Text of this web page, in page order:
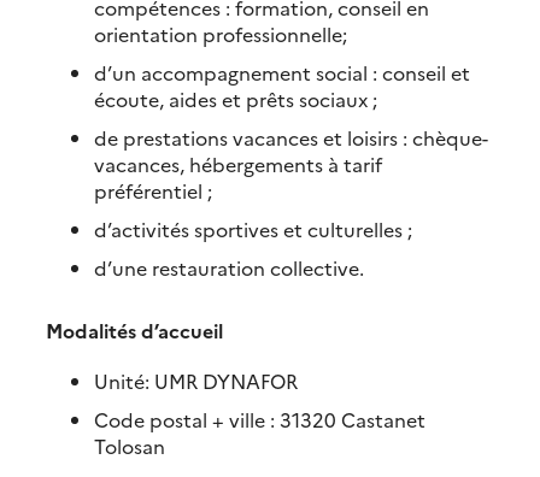
compétences : formation, conseil en
orientation professionnelle;
d’un accompagnement social : conseil et
écoute, aides et prêts sociaux ;
de prestations vacances et loisirs : chèque-
vacances, hébergements à tarif
préférentiel ;
d’activités sportives et culturelles ;
d’une restauration collective.
Modalités d’accueil
Unité: UMR DYNAFOR
Code postal + ville : 31320 Castanet
Tolosan